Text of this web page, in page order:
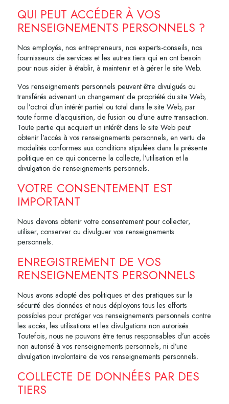
QUI PEUT ACCÉDER À VOS
RENSEIGNEMENTS PERSONNELS ?
Nos employés, nos entrepreneurs, nos experts-conseils, nos
fournisseurs de services et les autres tiers qui en ont besoin
pour nous aider à établir, à maintenir et à gérer le site Web.
Vos renseignements personnels peuvent être divulgués ou
transférés advenant un changement de propriété du site Web,
ou l’octroi d’un intérêt partiel ou total dans le site Web, par
toute forme d’acquisition, de fusion ou d’une autre transaction.
Toute partie qui acquiert un intérêt dans le site Web peut
obtenir l’accès à vos renseignements personnels, en vertu de
modalités conformes aux conditions stipulées dans la présente
politique en ce qui concerne la collecte, l’utilisation et la
divulgation de renseignements personnels.
VOTRE CONSENTEMENT EST
IMPORTANT
Nous devons obtenir votre consentement pour collecter,
utiliser, conserver ou divulguer vos renseignements
personnels.
ENREGISTREMENT DE VOS
RENSEIGNEMENTS PERSONNELS
Nous avons adopté des politiques et des pratiques sur la
sécurité des données et nous déployons tous les efforts
possibles pour protéger vos renseignements personnels contre
les accès, les utilisations et les divulgations non autorisés.
Toutefois, nous ne pouvons être tenus responsables d’un accès
non autorisé à vos renseignements personnels, ni d’une
divulgation involontaire de vos renseignements personnels.
COLLECTE DE DONNÉES PAR DES
TIERS